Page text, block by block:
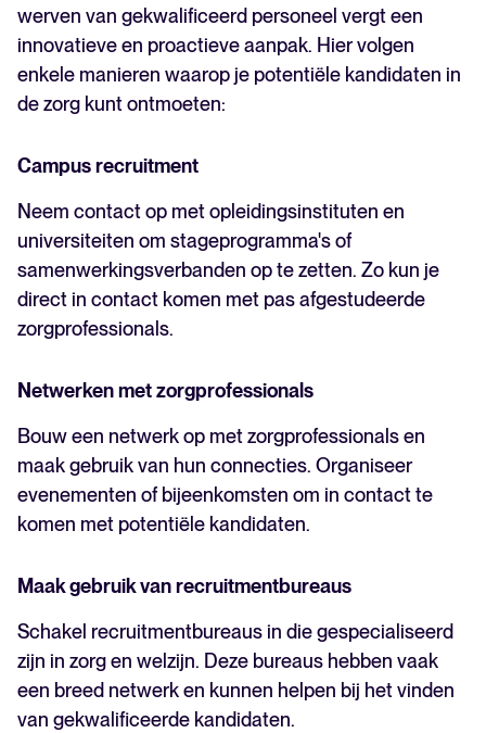
werven van gekwalificeerd personeel vergt een
innovatieve en proactieve aanpak. Hier volgen
enkele manieren waarop je potentiële kandidaten in
de zorg kunt ontmoeten:
Campus recruitment
Neem contact op met opleidingsinstituten en
universiteiten om stageprogramma's of
samenwerkingsverbanden op te zetten. Zo kun je
direct in contact komen met pas afgestudeerde
zorgprofessionals.
Netwerken met zorgprofessionals
Bouw een netwerk op met zorgprofessionals en
maak gebruik van hun connecties. Organiseer
evenementen of bijeenkomsten om in contact te
komen met potentiële kandidaten.
Maak gebruik van recruitmentbureaus
Schakel recruitmentbureaus in die gespecialiseerd
zijn in zorg en welzijn. Deze bureaus hebben vaak
een breed netwerk en kunnen helpen bij het vinden
van gekwalificeerde kandidaten.